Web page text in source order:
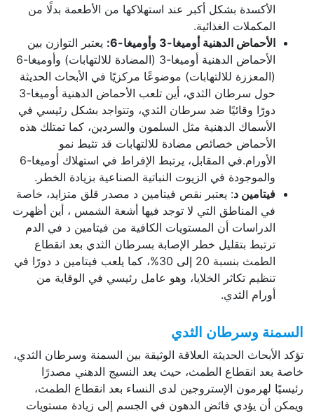
الأكسدة بشكل أكبر عند استهلاكها من الأطعمة بدلًا من
المكملات الغذائية.
الأحماض الدهنية أوميغا-3 وأوميغا-6:
يعتبر التوازن بين
الأحماض الدهنية أوميغا-3 (المضادة للالتهابات) وأوميغا-6
(المعززة للالتهابات) موضوعًا مركزيًا في الأبحاث الحديثة
حول سرطان الثدي، أين تلعب الأحماض الدهنية أوميغا-3
دورًا وقائيًا ضد سرطان الثدي، وتتواجد بشكل رئيسي في
الأسماك الدهنية مثل السلمون والسردين، كما تمتلك هذه
الأحماض خصائص مضادة للالتهابات قد تثبط نمو
الأورام.في المقابل، يرتبط الإفراط في استهلاك أوميغا-6
والموجودة في الزيوت النباتية الصناعية بزيادة الخطر.
فيتامين د: يعتبر نقص فيتامين د مصدر قلق متزايد، خاصة
في المناطق التي لا توجد فيها أشعة الشمس ، أين أظهرت
الدراسات أن المستويات الكافية من فيتامين د في الدم
ترتبط بتقليل خطر الإصابة بسرطان الثدي بعد انقطاع
الطمث بنسبة 20 إلى 30%، كما يلعب فيتامين د دورًا في
تنظيم تكاثر الخلايا، وهو عامل رئيسي في الوقاية من
أورام الثدي.
السمنة وسرطان الثدي
تؤكد الأبحاث الحديثة العلاقة الوثيقة بين السمنة وسرطان الثدي،
خاصة بعد انقطاع الطمث، حيث يعد النسيج الدهني مصدرًا
رئيسيًا لهرمون الإستروجين لدى النساء بعد انقطاع الطمث،
ويمكن أن يؤدي فائض الدهون في الجسم إلى زيادة مستويات